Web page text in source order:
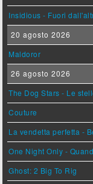
Insidious - Fuori
20 agosto 2026
Maldoror
26 agosto 2026
The Dog Stars - Le
Couture
La vendetta perfetta -
One Night Only -
Ghost: 2 Big To Rig